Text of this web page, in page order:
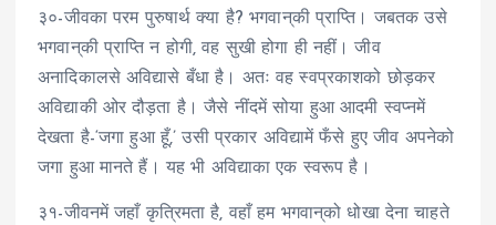
३०-जीवका परम पुरुषार्थ क्या है? भगवान्‌की प्राप्ति। जबतक उसे
भगवान्‌की प्राप्ति न होगी, वह सुखी होगा ही नहीं। जीव
अनादिकालसे अविद्यासे बँधा है। अतः वह स्वप्रकाशको छोड़कर
अविद्याकी ओर दौड़ता है। जैसे नींदमें सोया हुआ आदमी स्वप्नमें
देखता है-‘जगा हुआ हूँ,’ उसी प्रकार अविद्यामें फँसे हुए जीव अपनेको
जगा हुआ मानते हैं। यह भी अविद्याका एक स्वरूप है।
३१-जीवनमें जहाँ कृत्रिमता है, वहाँ हम भगवान्‌को धोखा देना चाहते